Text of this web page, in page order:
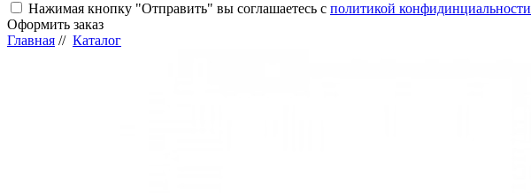
Нажимая кнопку "Отправить" вы соглашаетесь с политикой конфидинциальности
Оформить заказ
Главная // Каталог